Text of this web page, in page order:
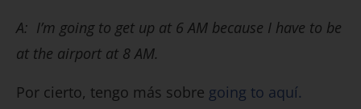
A: I’m going to get up at 6 AM because I have to be
at the airport at 8 AM.
Por cierto, tengo más sobre going to aquí.